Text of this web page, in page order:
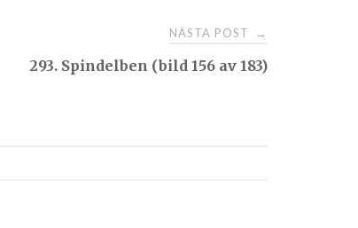
NÄSTA POST →
293. Spindelben (bild 156 av 183)